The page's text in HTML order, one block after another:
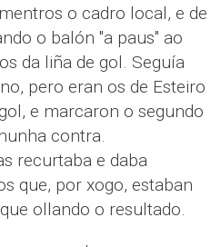
o cadro local, e de
o balón "a paus" ao
da liña de gol. Seguía
pero eran os de Esteiro
e marcaron o segundo
contra.
recurtaba e daba
que, por xogo, estaban
ollando o resultado.